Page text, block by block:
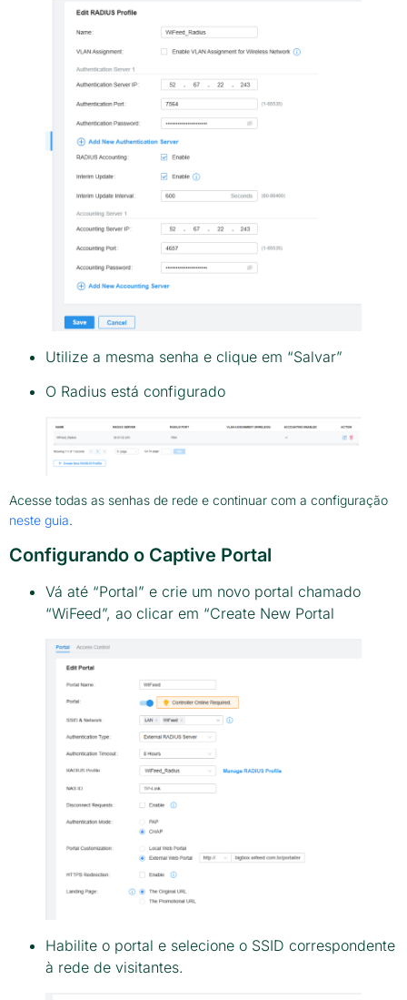
Utilize a mesma senha e clique em “Salvar”
O Radius está configurado
Acesse todas as senhas de rede e continuar com a configuração
neste guia.
Configurando o Captive Portal
Vá até “Portal” e crie um novo portal chamado
“WiFeed”, ao clicar em “Create New Portal
Habilite o portal e selecione o SSID correspondente
à rede de visitantes.